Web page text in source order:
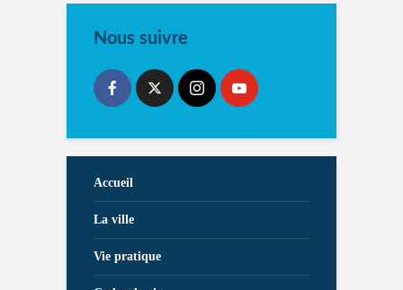
Nous suivre
Accueil
La ville
Vie pratique